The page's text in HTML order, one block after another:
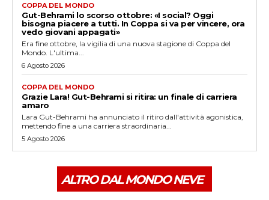
COPPA DEL MONDO
Gut-Behrami lo scorso ottobre: «I social? Oggi
bisogna piacere a tutti. In Coppa si va per vincere, ora
vedo giovani appagati»
Era fine ottobre, la vigilia di una nuova stagione di Coppa del
Mondo. L'ultima...
6 Agosto 2026
COPPA DEL MONDO
Grazie Lara! Gut-Behrami si ritira: un finale di carriera
amaro
Lara Gut-Behrami ha annunciato il ritiro dall'attività agonistica,
mettendo fine a una carriera straordinaria...
5 Agosto 2026
ALTRO DAL MONDO NEVE